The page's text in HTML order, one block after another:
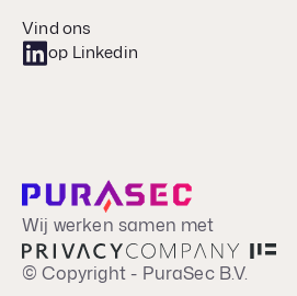
Vind ons
op Linkedin
Wij werken samen met
© Copyright - PuraSec B.V.